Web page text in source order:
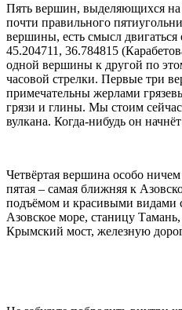
Пять вершин, выделяющихся
почти правильного
вершины, есть смысл двигаться
45.204711, 36.784815
одной вершины к другой по
часовой стрелки. Первые три
примечательны жерлами
грязи и глины. Мы стоим
вулкана. Когда-нибудь он
Четвёртая вершина особо
пятая – самая ближняя к
подъёмом и красивыми видами
Азовское море, станицу
Крымский мост, железную